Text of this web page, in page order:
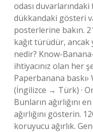
odası
dükkandaki gösteri
posterlerine bakın.
kağıt türüdür, ancak
nedir? Know-
ihtiyacınız olan her
Paperbanana
(İngilizce → Türk) ·
Bunların ağırlığını
ağırlığını gösterin.
koruyucu ağırlık.